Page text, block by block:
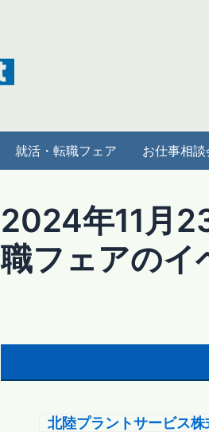
就活・転職フェア お仕事相談
2024年11月
職フェアのイ
北陸プラントサービス株